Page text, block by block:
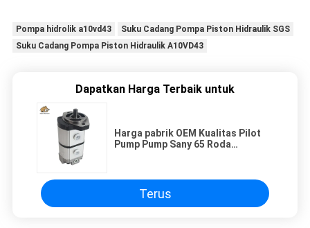
Pompa hidrolik a10vd43
Suku Cadang Pompa Piston Hidraulik SGS
Suku Cadang Pompa Piston Hidraulik A10VD43
Dapatkan Harga Terbaik untuk
Harga pabrik OEM Kualitas Pilot
Pump Pump Sany 65 Roda
Terus